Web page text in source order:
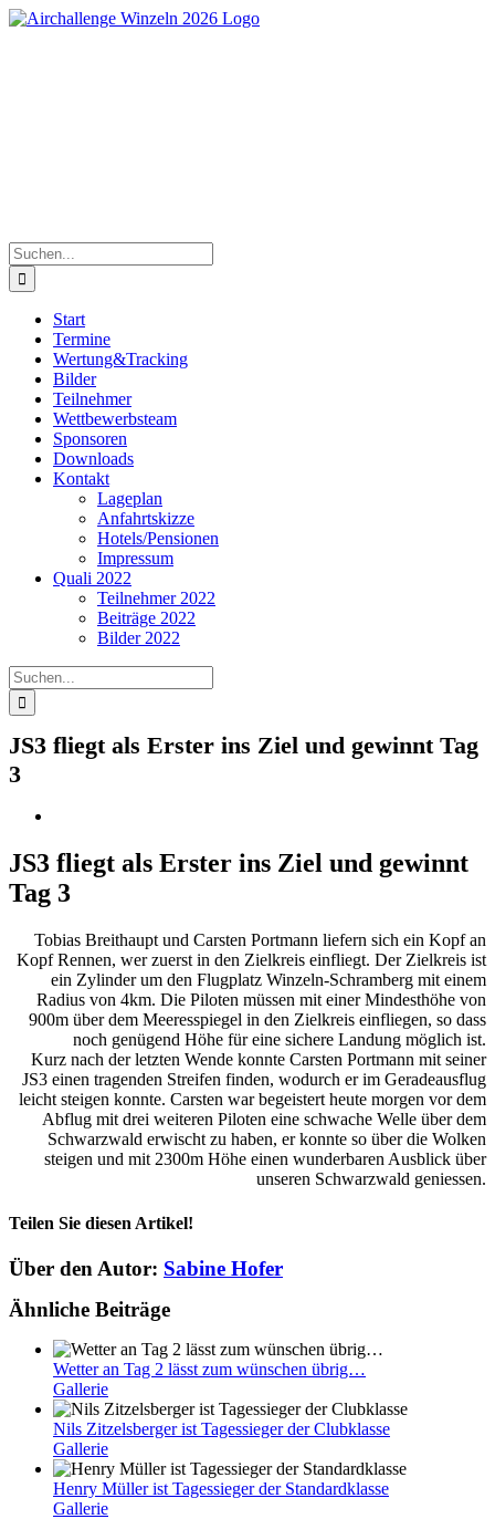
Zum
Suche
nach:
Start
Termine
Wertung&Tracking
Bilder
Teilnehmer
Wettbewerbsteam
Sponsoren
Downloads
Kontakt
Lageplan
Anfahrtskizze
Hotels/Pensionen
Impressum
Quali 2022
Teilnehmer 2022
Beiträge 2022
Bilder 2022
Suche
nach:
JS3 fliegt als Erster ins Ziel und gewinnt Tag
3
JS3 fliegt als Erster ins Ziel und gewinnt
Tag 3
Tobias Breithaupt und Carsten Portmann liefern sich ein Kopf an
Kopf Rennen, wer zuerst in den Zielkreis einfliegt. Der Zielkreis ist
ein Zylinder um den Flugplatz Winzeln-Schramberg mit einem
Radius von 4km. Die Piloten müssen mit einer Mindesthöhe von
900m über dem Meeresspiegel in den Zielkreis einfliegen, so dass
noch genügend Höhe für eine sichere Landung möglich ist.
Kurz nach der letzten Wende konnte Carsten Portmann mit seiner
JS3 einen tragenden Streifen finden, wodurch er im Geradeausflug
leicht steigen konnte. Carsten war begeistert heute morgen vor dem
Abflug mit drei weiteren Piloten eine schwache Welle über dem
Schwarzwald erwischt zu haben, er konnte so über die Wolken
steigen und mit 2300m Höhe einen wunderbaren Ausblick über
unseren Schwarzwald geniessen.
Teilen Sie diesen Artikel!
Facebook
Twitter
Reddit
LinkedIn
WhatsApp
Telegram
Tumblr
Pinterest
Vk
Xing
E-
Über den Autor: Sabine Hofer
Ähnliche Beiträge
Wetter an Tag 2 lässt zum wünschen übrig…
Gallerie
Nils Zitzelsberger ist Tagessieger der Clubklasse
Gallerie
Henry Müller ist Tagessieger der Standardklasse
Gallerie